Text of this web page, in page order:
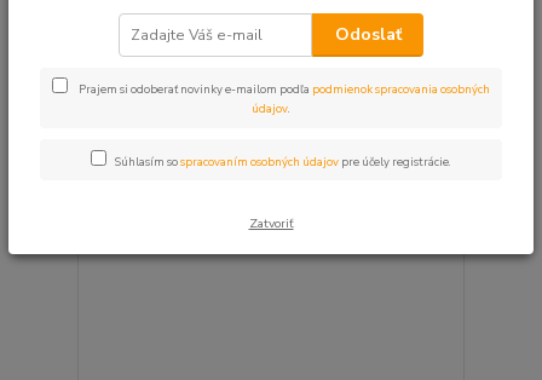
Upresniť parametre
Najdrahšie
Zobrazujem 1-8 z 8
Odoslať
Prajem si odoberať novinky e-mailom podľa podmienok spracovania osobných
údajov.
Súhlasím sospracovaním osobných údajov pre účely registrácie.
Zatvoriť